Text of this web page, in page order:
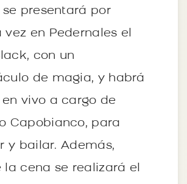
presentará por
vez en Pedernales el
con un
de magia, y habrá
vivo a cargo de
Capobianco, para
y bailar. Además,
la cena se realizará el